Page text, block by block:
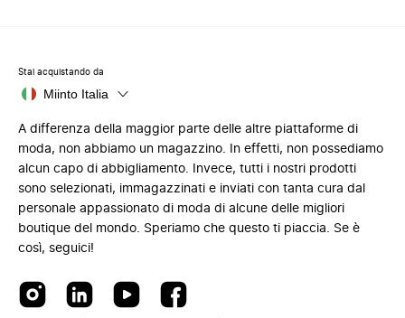
Stai acquistando da
Miinto Italia
A differenza della maggior parte delle altre piattaforme di
moda, non abbiamo un magazzino. In effetti, non possediamo
alcun capo di abbigliamento. Invece, tutti i nostri prodotti
sono selezionati, immagazzinati e inviati con tanta cura dal
personale appassionato di moda di alcune delle migliori
boutique del mondo. Speriamo che questo ti piaccia. Se è
così, seguici!